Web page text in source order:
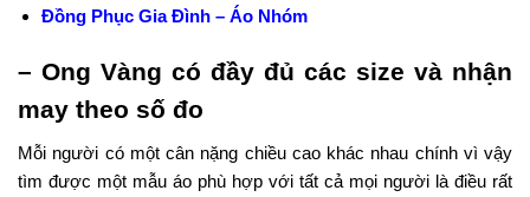
Đồng Phục Gia Đình – Áo Nhóm
– Ong Vàng có đầy đủ các size và nhận
may theo số đo
Mỗi người có một cân nặng chiều cao khác nhau chính vì vậy
tìm được một mẫu áo phù hợp với tất cả mọi người là điều rất